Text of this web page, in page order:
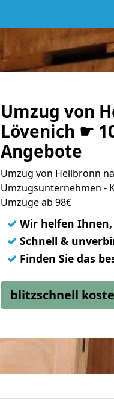
Umzug von
Lövenich ☛
Angebote
Umzug von Heilbronn
Umzugsunternehmen -
Umzüge ab 98€
✓ Wir helfen
✓ Schnell &
✓ Finden Sie das
blitzschnell